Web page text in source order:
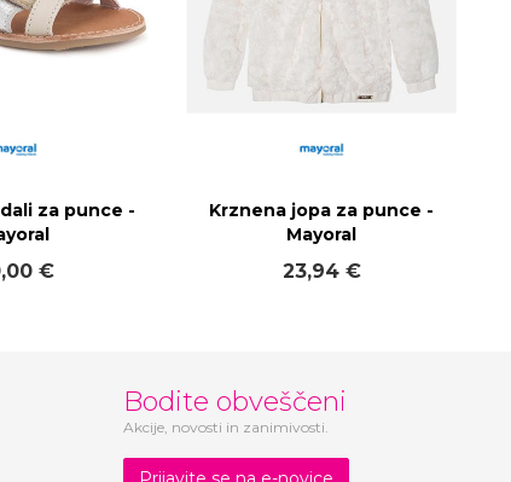
za punce -
€
Krznena jopa za punce -
Mayoral
23,94 €
Bodite obveščeni
Akcije, novosti in zanimivosti.